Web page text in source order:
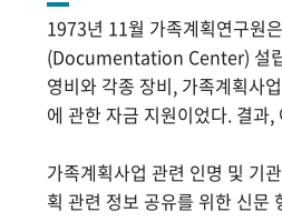
1973년 11월 가족계획연구원
(Documentation Center) 설립
영비와 각종 장비, 가족계획사
에 관한 자금 지원이었다. 결과
가족계획사업 관련 인명 및 기
획 관련 정보 공유를 위한 신문